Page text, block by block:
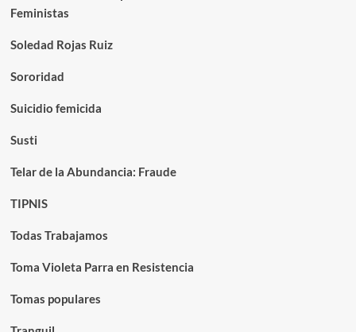
Feministas
Soledad Rojas Ruiz
Sororidad
Suicidio femicida
Susti
Telar de la Abundancia: Fraude
TIPNIS
Todas Trabajamos
Toma Violeta Parra en Resistencia
Tomas populares